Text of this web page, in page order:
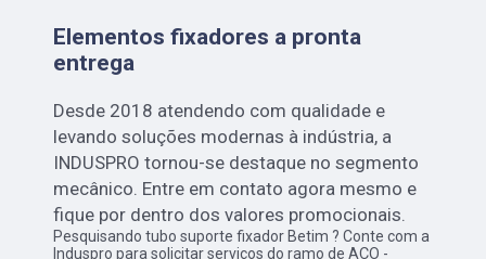
Elementos fixadores a pronta
entrega
Desde 2018 atendendo com qualidade e
levando soluções modernas à indústria, a
INDUSPRO tornou-se destaque no segmento
mecânico. Entre em contato agora mesmo e
fique por dentro dos valores promocionais.
Pesquisando tubo suporte fixador Betim ? Conte com a
Induspro para solicitar serviços do ramo de AÇO -